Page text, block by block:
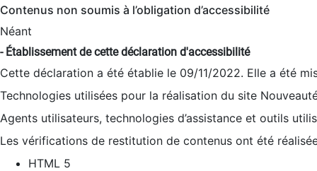
Contenus non soumis à l’obligation d’accessibilité
Néant
- Établissement de cette déclaration d'accessibilité
Cette déclaration a été établie le 09/11/2022. Elle a été
Technologies utilisées pour la réalisation du site
Agents utilisateurs, technologies d’assistance et outils
Les vérifications de restitution de contenus ont été
HTML 5